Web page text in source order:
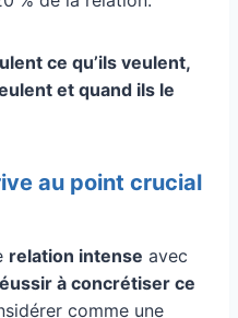
ce qu’ils veulent,
et quand ils le
au point crucial
relation intense avec
à concrétiser ce
comme une